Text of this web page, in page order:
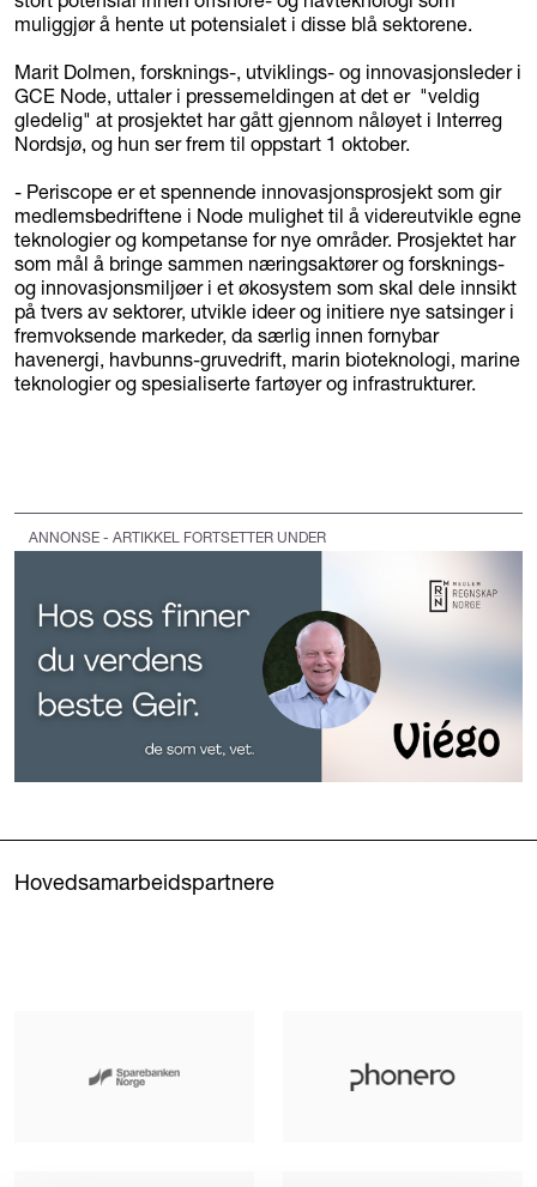
muliggjør å hente ut potensialet i disse blå sektorene.
Marit Dolmen, forsknings-, utviklings- og innovasjonsleder i
GCE Node, uttaler i pressemeldingen at det er "veldig
gledelig" at prosjektet har gått gjennom nåløyet i Interreg
Nordsjø, og hun ser frem til oppstart 1 oktober.
- Periscope er et spennende innovasjonsprosjekt som gir
medlemsbedriftene i Node mulighet til å videreutvikle egne
teknologier og kompetanse for nye områder. Prosjektet har
som mål å bringe sammen næringsaktører og forsknings-
og innovasjonsmiljøer i et økosystem som skal dele innsikt
på tvers av sektorer, utvikle ideer og initiere nye satsinger i
fremvoksende markeder, da særlig innen fornybar
havenergi, havbunns-gruvedrift, marin bioteknologi, marine
teknologier og spesialiserte fartøyer og infrastrukturer.
ANNONSE - ARTIKKEL FORTSETTER UNDER
Hovedsamarbeidspartnere